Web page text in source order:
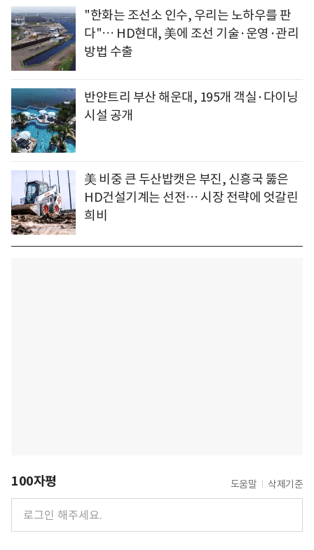
"한화는 조선소 인수, 우리는 노하우를 판
다"… HD현대, 美에 조선 기술·운영·관리
방법 수출
반얀트리 부산 해운대, 195개 객실·다이닝
시설 공개
美 비중 큰 두산밥캣은 부진, 신흥국 뚫은
HD건설기계는 선전… 시장 전략에 엇갈린
희비
100자평 도움말 삭제기준